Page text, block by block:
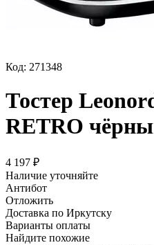
Код: 271348
Тостер
RETRO
4 197 ₽
Наличие уточняйте
Антибот
Отложить
Доставка по Иркутску
Варианты оплаты
Найдите похожие